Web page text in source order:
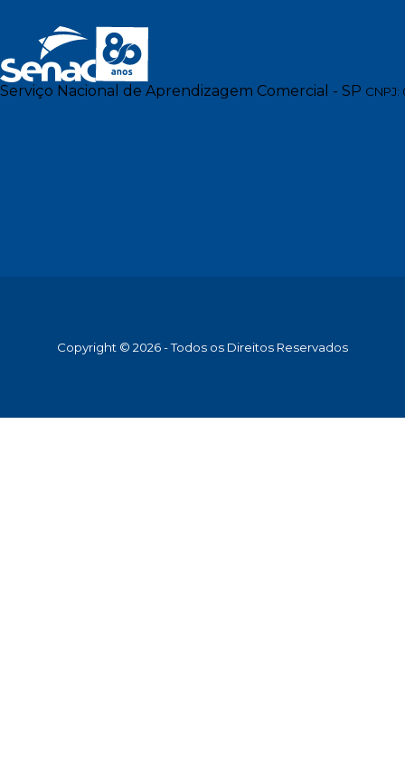
Serviço Nacional de Aprendizagem Comercial - SP
Copyright © 2026 - Todos os Direitos Reservados